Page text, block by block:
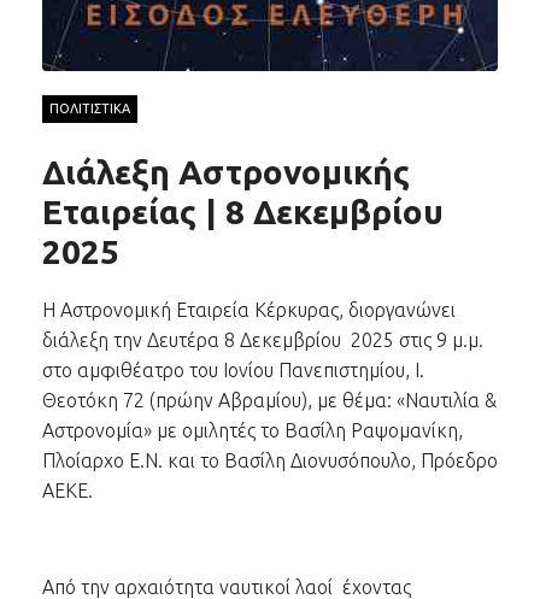
ΠΟΛΙΤΙΣΤΙΚΑ
Διάλεξη Αστρονομικής
Εταιρείας | 8 Δεκεμβρίου
2025
Η Αστρονομική Εταιρεία Κέρκυρας, διοργανώνει
διάλεξη την Δευτέρα 8 Δεκεμβρίου 2025 στις 9 μ.μ.
στο αμφιθέατρο του Ιονίου Πανεπιστημίου, Ι.
Θεοτόκη 72 (πρώην Αβραμίου), με θέμα: «Ναυτιλία &
Αστρονομία» με ομιλητές το Βασίλη Ραψομανίκη,
Πλοίαρχο Ε.Ν. και το Βασίλη Διονυσόπουλο, Πρόεδρο
ΑΕΚΕ.
Από την αρχαιότητα ναυτικοί λαοί έχοντας